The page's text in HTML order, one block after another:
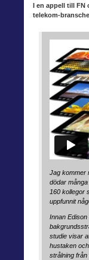
I en appell till FN
telekom-
Jag kommer
dödar
160 kollegor
uppfunnit
Innan Edison
studie visar
hustaken
strålning